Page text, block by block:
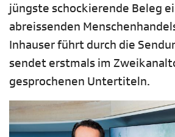
jüngste schockierende Beleg
abreissenden
Inhauser führt durch die
sendet erstmals im
gesprochenen Untertiteln.